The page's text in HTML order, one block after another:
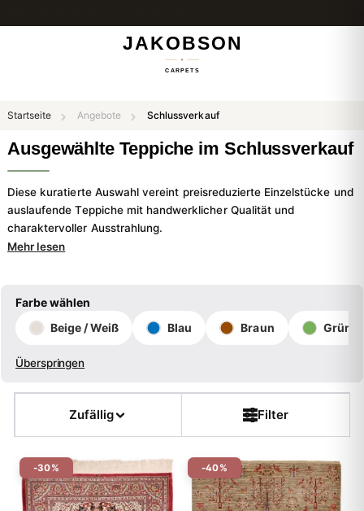
Startseite Angebote Schlussverkauf
Ausgewählte Teppiche im Schlussverkauf
Diese kuratierte Auswahl vereint preisreduzierte Einzelstücke und
auslaufende Teppiche mit handwerklicher Qualität und
charaktervoller Ausstrahlung.
Mehr lesen
Form
Farbe wählen
Beige / Weiß
Blau Braun Grün
Überspringen
Zufällig Filter
-30% -40%